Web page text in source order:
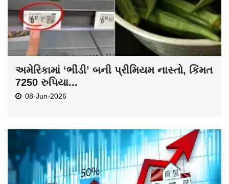
અમેરિકામાં ‘ભીંડી’ બની પ્રીમિયમ નાસ્તો, કિંમત
7250 રુપિયા...
08-Jun-2026